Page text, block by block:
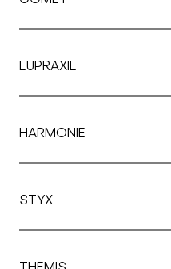
EUPRAXIE
HARMONIE
STYX